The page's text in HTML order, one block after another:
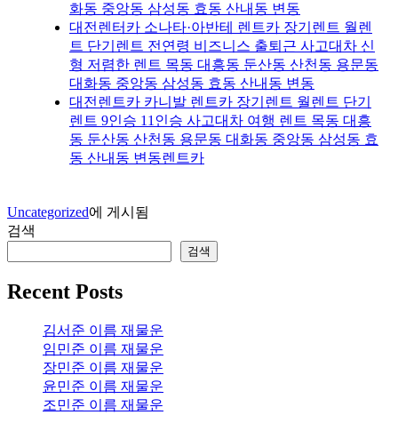
화동 중앙동 삼성동 효동 산내동 변동
대전렌터카 소나타·아반테 렌트카 장기렌트 월렌
트 단기렌트 전연령 비즈니스 출퇴근 사고대차 신
형 저렴한 렌트 목동 대흥동 둔산동 산천동 용문동
대화동 중앙동 삼성동 효동 산내동 변동
대전렌트카 카니발 렌트카 장기렌트 월렌트 단기
렌트 9인승 11인승 사고대차 여행 렌트 목동 대흥
동 둔산동 산천동 용문동 대화동 중앙동 삼성동 효
동 산내동 변동렌트카
Uncategorized에 게시됨
검색
검색
Recent Posts
김서준 이름 재물운
임민준 이름 재물운
장민준 이름 재물운
윤민준 이름 재물운
조민준 이름 재물운